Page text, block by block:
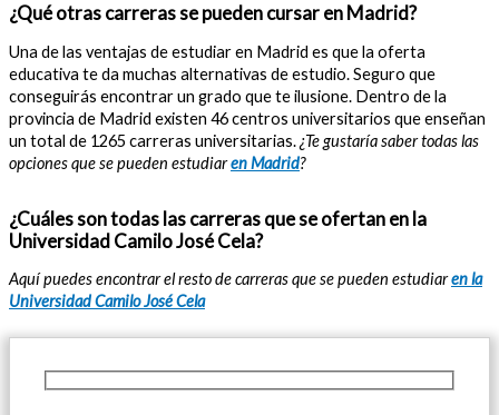
¿Qué otras carreras se pueden cursar en Madrid?
Una de las ventajas de estudiar en Madrid es que la oferta
educativa te da muchas alternativas de estudio. Seguro que
conseguirás encontrar un grado que te ilusione. Dentro de la
provincia de Madrid existen 46 centros universitarios que enseñan
un total de 1265 carreras universitarias.¿Te gustaría saber todas las
opciones que se pueden estudiaren Madrid?
¿Cuáles son todas las carreras que se ofertan en la
Universidad Camilo José Cela?
Aquí puedes encontrar el resto de carreras que se pueden estudiaren la
Universidad Camilo José Cela